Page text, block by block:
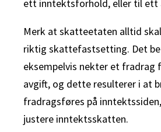
ett inntektsforhold, eller til ett
Merk at skatteetaten alltid
riktig skattefastsetting. Det
eksempelvis nekter et fradrag
avgift, og dette resulterer i at
fradragsføres på
justere inntektsskatten.